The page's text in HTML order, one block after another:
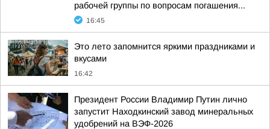
рабочей группы по вопросам погашения...
16:45
Это лето запомнится яркими праздниками и
вкусами
16:42
Президент России Владимир Путин лично
запустит Находкинский завод минеральных
удобрений на ВЭФ-2026